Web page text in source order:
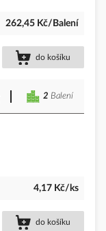
262,45 Kč/Balení
do košíku
2 Balení
4,17 Kč/ks
do košíku